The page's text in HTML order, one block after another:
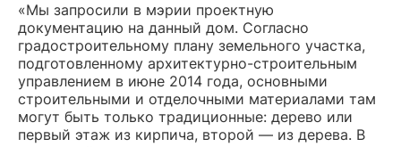
«Мы запросили в мэрии проектную
документацию на данный дом. Согласно
градостроительному плану земельного участка,
подготовленному архитектурно-строительным
управлением в июне 2014 года, основными
строительными и отделочными материалами там
могут быть только традиционные: дерево или
первый этаж из кирпича, второй — из дерева. В